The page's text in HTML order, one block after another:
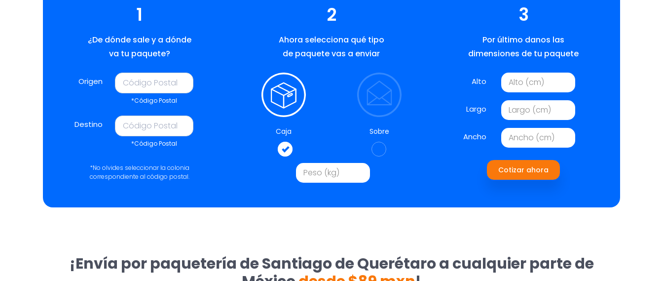
1
¿De dónde sale y a dónde
va tu paquete?
Origen
*Código Postal
Destino
*Código Postal
*No olvides seleccionar la colonia
correspondiente al código postal.
2
Ahora selecciona qué tipo
de paquete vas a enviar
Caja Sobre
3
Por último danos las
dimensiones de tu paquete
Alto
Largo
Ancho
Cotizar ahora
¡Envía por paquetería de Santiago de Querétaro a cualquier parte de